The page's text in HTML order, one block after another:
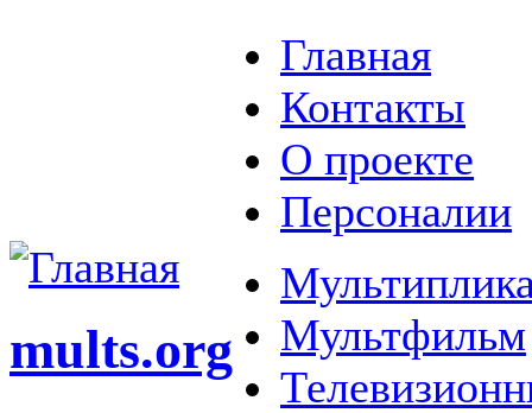
mults.org
Главная
Контакты
О проекте
Персоналии
Мультфильм